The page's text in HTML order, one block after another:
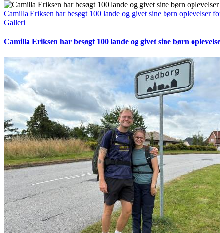
Camilla Eriksen har besøgt 100 lande og givet sine børn oplevelser
Galleri
Camilla Eriksen har besøgt 100 lande og givet sine børn